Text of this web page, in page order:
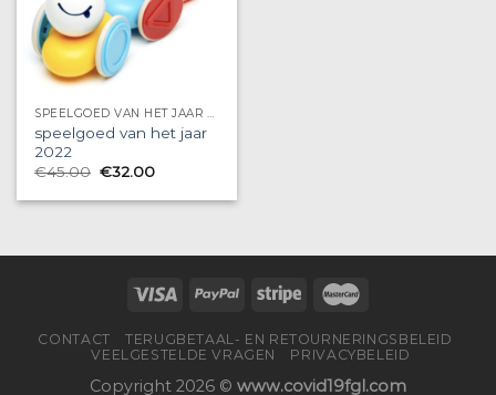
SPEELGOED VAN HET JAAR 2022
speelgoed van het jaar
2022
€45.00 €32.00
CONTACT
TERUGBETAAL- EN RETOURNERINGSBELEID
VEELGESTELDE VRAGEN
PRIVACYBELEID
Copyright 2026 © www.covid19fgl.com